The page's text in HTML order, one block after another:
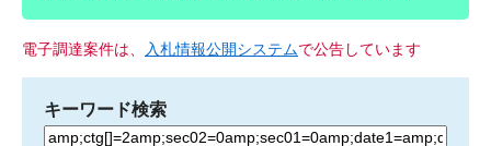
電子調達案件は、 入札情報公開システムで公告しています
キーワード検索
検